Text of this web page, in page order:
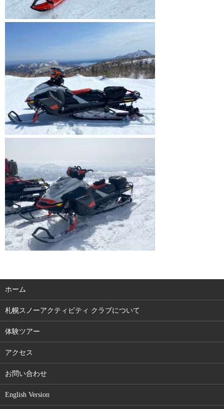
ホーム
札幌スノーアクティビティ クラブについて
体験ツアー
アクセス
お問い合わせ
English Version